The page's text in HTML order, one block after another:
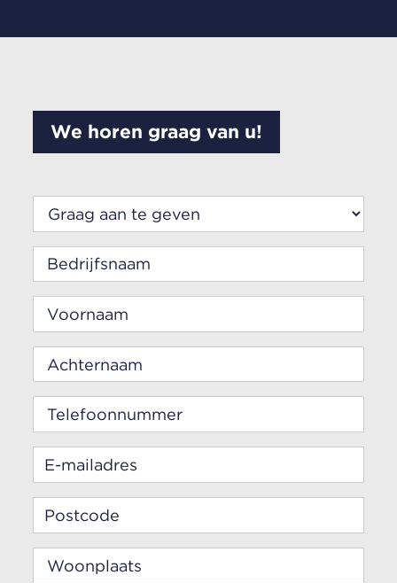
We horen graag van u!